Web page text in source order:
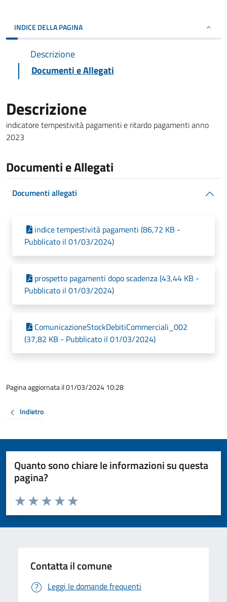
INDICE DELLA PAGINA
Descrizione
Documenti e Allegati
Descrizione
indicatore tempestività pagamenti e ritardo pagamenti anno
2023
Documenti e Allegati
Documenti allegati
indice tempestività pagamenti (86,72 KB -
Pubblicato il 01/03/2024)
prospetto pagamenti dopo scadenza (43,44 KB -
Pubblicato il 01/03/2024)
ComunicazioneStockDebitiCommerciali_002
(37,82 KB - Pubblicato il 01/03/2024)
Pagina aggiornata il 01/03/2024 10:28
Indietro
Quanto sono chiare le informazioni su questa
pagina?
Valuta da 1 a 5 stelle la pagina
Valuta 5 stelle su 5
Valuta 4 stelle su 5
Valuta 3 stelle su 5
Valuta 2 stelle su 5
Valuta 1 stelle su 5
Contatta il comune
Leggi le domande frequenti